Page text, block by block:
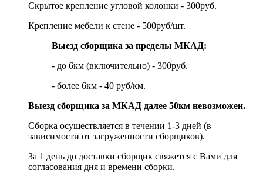
Скрытое крепление угловой колонки - 300руб.
Крепление мебели к стене - 500руб/шт.
Выезд сборщика за пределы МКАД:
- до 6км (включительно) - 300руб.
- более 6км - 40 руб/км.
Выезд сборщика за МКАД далее 50км невозможен.
Сборка осуществляется в течении 1-3 дней (в
зависимости от загруженности сборщиков).
За 1 день до доставки сборщик свяжется с Вами для
согласования дня и времени сборки.